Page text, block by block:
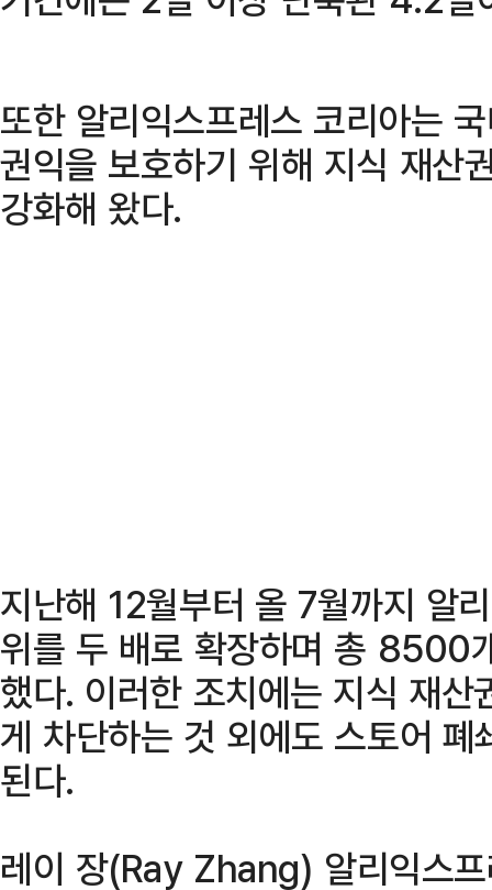
또한 알리익스프레스 코리아는
권익을 보호하기 위해 지식 재산
강화해 왔다.
지난해 12월부터 올 7월까지 알
위를 두 배로 확장하며 총 8500
했다. 이러한 조치에는 지식 재
게 차단하는 것 외에도 스토어
된다.
레이 장(Ray Zhang) 알리익스